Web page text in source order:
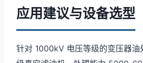
应用建议与设备选型
针对 1000kV 电压等级的变压器油